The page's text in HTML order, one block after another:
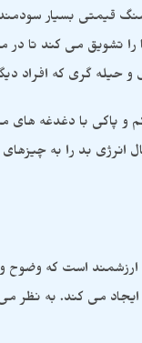
قیمتی بسیار
را تشویق می کند تا
و حیله گری که افراد
و پاکی با دغدغه
انرژی بد را به
است که وضوح
ایجاد می کند. به